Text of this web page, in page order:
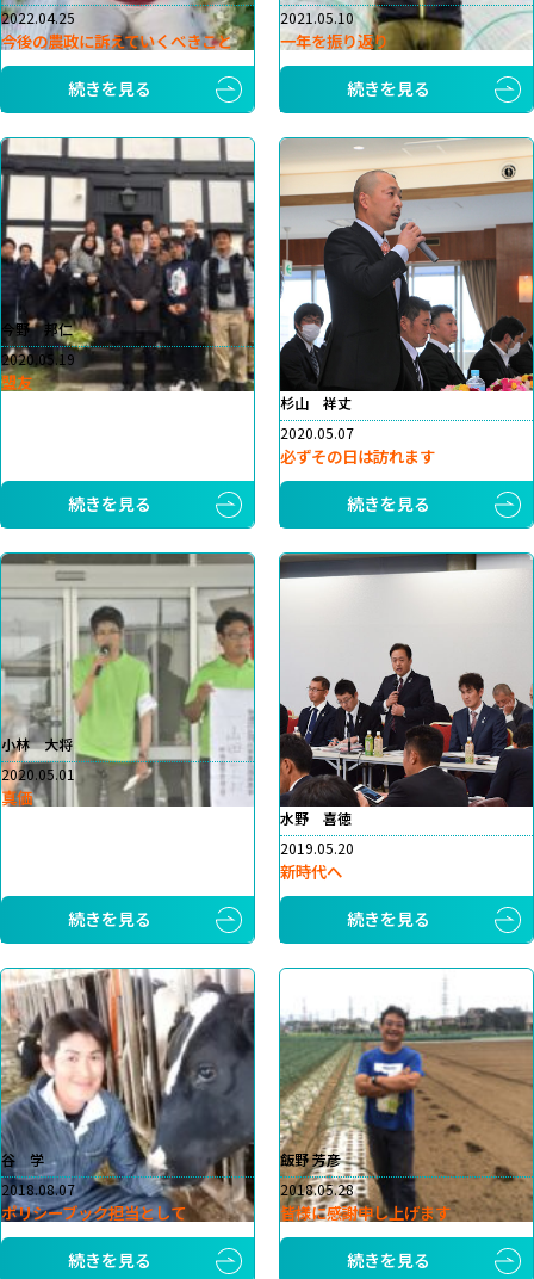
2022.04.25
今後の農政に訴えていくべきこと
続きを見る
2021.05.10
一年を振り返り
続きを見る
今野 邦仁
2020.05.19
盟友
続きを見る
杉山 祥丈
2020.05.07
必ずその日は訪れます
続きを見る
小林 大将
2020.05.01
真価
続きを見る
水野 喜徳
2019.05.20
新時代へ
続きを見る
谷 学
2018.08.07
ポリシーブック担当として
続きを見る
飯野 芳彦
2018.05.28
皆様に感謝申し上げます
続きを見る